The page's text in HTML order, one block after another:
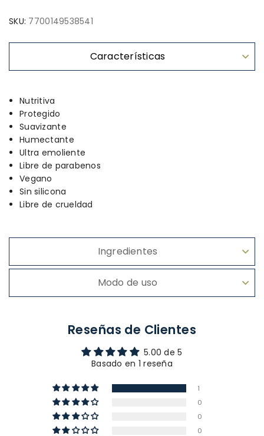
SKU: 7700149538541
Características
Nutritiva
Protegido
Suavizante
Humectante
Ultra emoliente
Libre de parabenos
Vegano
Sin silicona
Libre de crueldad
Ingredientes
Modo de uso
Reseñas de Clientes
5.00 de 5
Basado en 1 reseña
1
0
0
0